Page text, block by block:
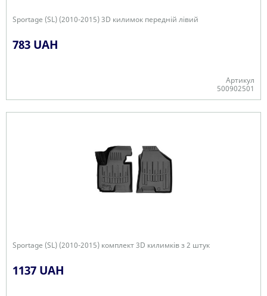
Sportage (SL) (2010-2015) 3D килимок передній лівий
783 UAH
Артикул
500902501
Sportage (SL) (2010-2015) комплект 3D килимків з 2 штук
1137 UAH